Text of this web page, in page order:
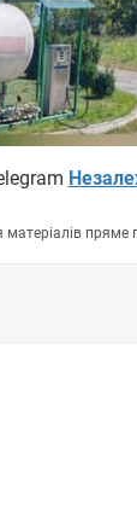
матеріалів